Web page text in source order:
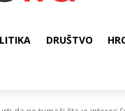
DRUŠTVO